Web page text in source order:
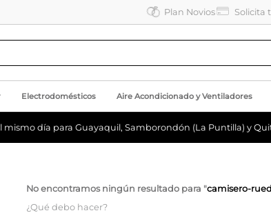
Plan Novios Solicita
Electrodomésticos Aire Acondicionado y Ventiladores
mismo día para Guayaquil, Samborondón (La Puntilla) y
No encontramos ningún resultado para "camisero-
¿Qué debo hacer?